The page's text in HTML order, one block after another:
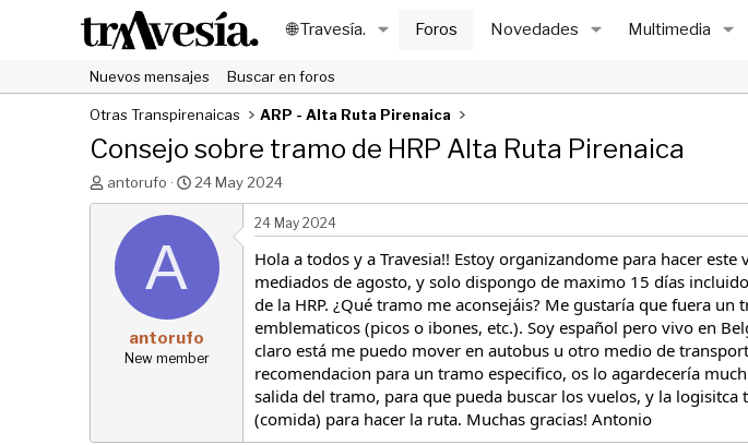
🌐 Travesía. Foros Novedades Multimedia
Nuevos mensajes Buscar en foros
Otras Transpirenaicas ARP - Alta Ruta Pirenaica
Consejo sobre tramo de HRP Alta Ruta Pirenaica
I
n
antorufo
F
e
c
i
n
i
24 May 2024
A
antorufo
New member
24 May 2024
Hola a todos y a Travesia!! Estoy organizandome para hacer
mediados de agosto, y solo dispongo de maximo 15 días
de la HRP. ¿Qué tramo me aconsejáis? Me gustaría que fuera
emblematicos (picos o ibones, etc.). Soy español pero vivo en
claro está me puedo mover en autobus u otro medio de
recomendacion para un tramo especifico, os lo agardecería
salida del tramo, para que pueda buscar los vuelos, y la
(comida) para hacer la ruta. Muchas gracias! Antonio